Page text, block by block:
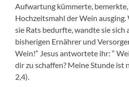
Aufwartung kümmerte, bemerkte,
Hochzeitsmahl der Wein
sie Rats bedurfte, wandte sie sich
bisherigen Ernährer und
Wein!“ Jesus antwortete ihr: “
dir zu schaffen? Meine Stunde ist
2,4).